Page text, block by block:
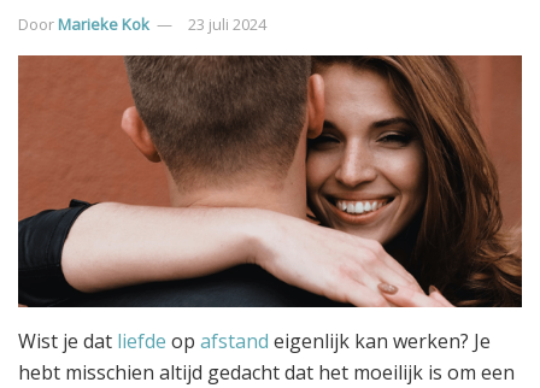
DoorMarieke Kok 23 juli 2024
Wist je dat liefde op afstand eigenlijk kan werken? Je
hebt misschien altijd gedacht dat het moeilijk is om een